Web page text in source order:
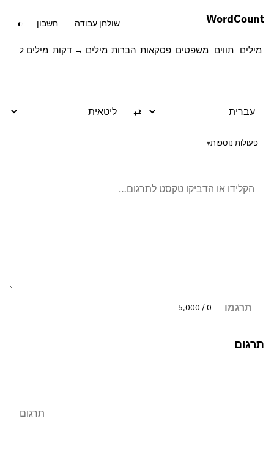
WordCount שולחן עבודה חשבון ◐
מילים תווים משפטים פסקאות הברות מילים → דקות מילים לעמוד
⇄
פעולות נוספות
תרגמו 0 / 5,000
תרגום